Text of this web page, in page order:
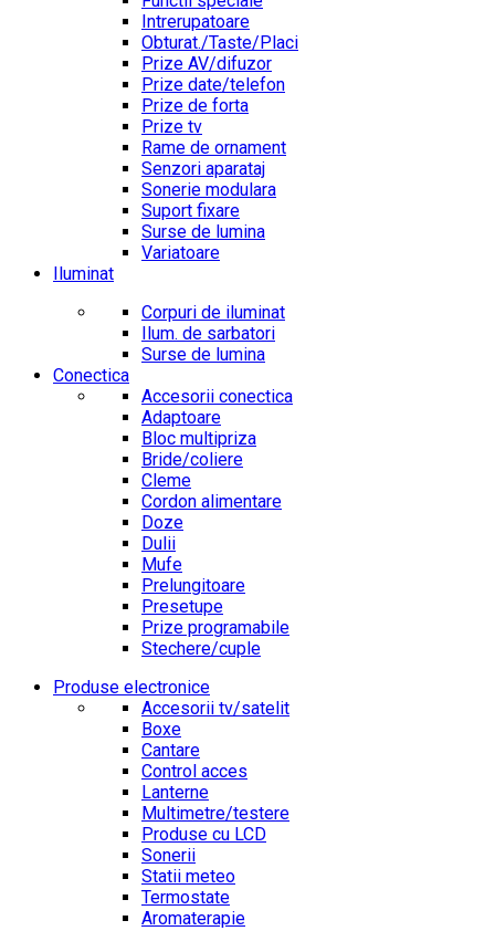
Intrerupatoare
Obturat./Taste/Placi
Prize AV/difuzor
Prize date/telefon
Prize de forta
Prize tv
Rame de ornament
Senzori aparataj
Sonerie modulara
Suport fixare
Surse de lumina
Variatoare
Iluminat
Corpuri de iluminat
Ilum. de sarbatori
Surse de lumina
Conectica
Accesorii conectica
Adaptoare
Bloc multipriza
Bride/coliere
Cleme
Cordon alimentare
Doze
Dulii
Mufe
Prelungitoare
Presetupe
Prize programabile
Stechere/cuple
Produse electronice
Accesorii tv/satelit
Boxe
Cantare
Control acces
Lanterne
Multimetre/testere
Produse cu LCD
Sonerii
Statii meteo
Termostate
Aromaterapie